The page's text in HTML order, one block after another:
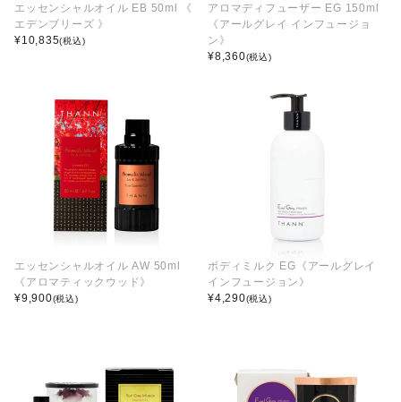
エッセンシャルオイル EB 50ml 《
エデンブリーズ 》
¥10,835(税込)
アロマディフューザー EG 150ml
《アールグレイ インフュージョ
ン》
¥8,360(税込)
エッセンシャルオイル AW 50ml
《アロマティックウッド》
¥9,900(税込)
ボディミルク EG《アールグレイ
インフュージョン》
¥4,290(税込)